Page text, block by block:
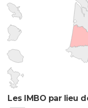
Les IMBO par lieu